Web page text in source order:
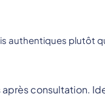
authentiques plutôt
consultation.